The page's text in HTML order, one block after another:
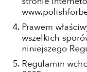
Prawem
wszelkich
niniejszego
Regulamin